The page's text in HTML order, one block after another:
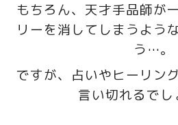
もちろん、天才手品師が
リーを消してしまうよう
う…。
ですが、占いやヒーリン
言い切れるでし